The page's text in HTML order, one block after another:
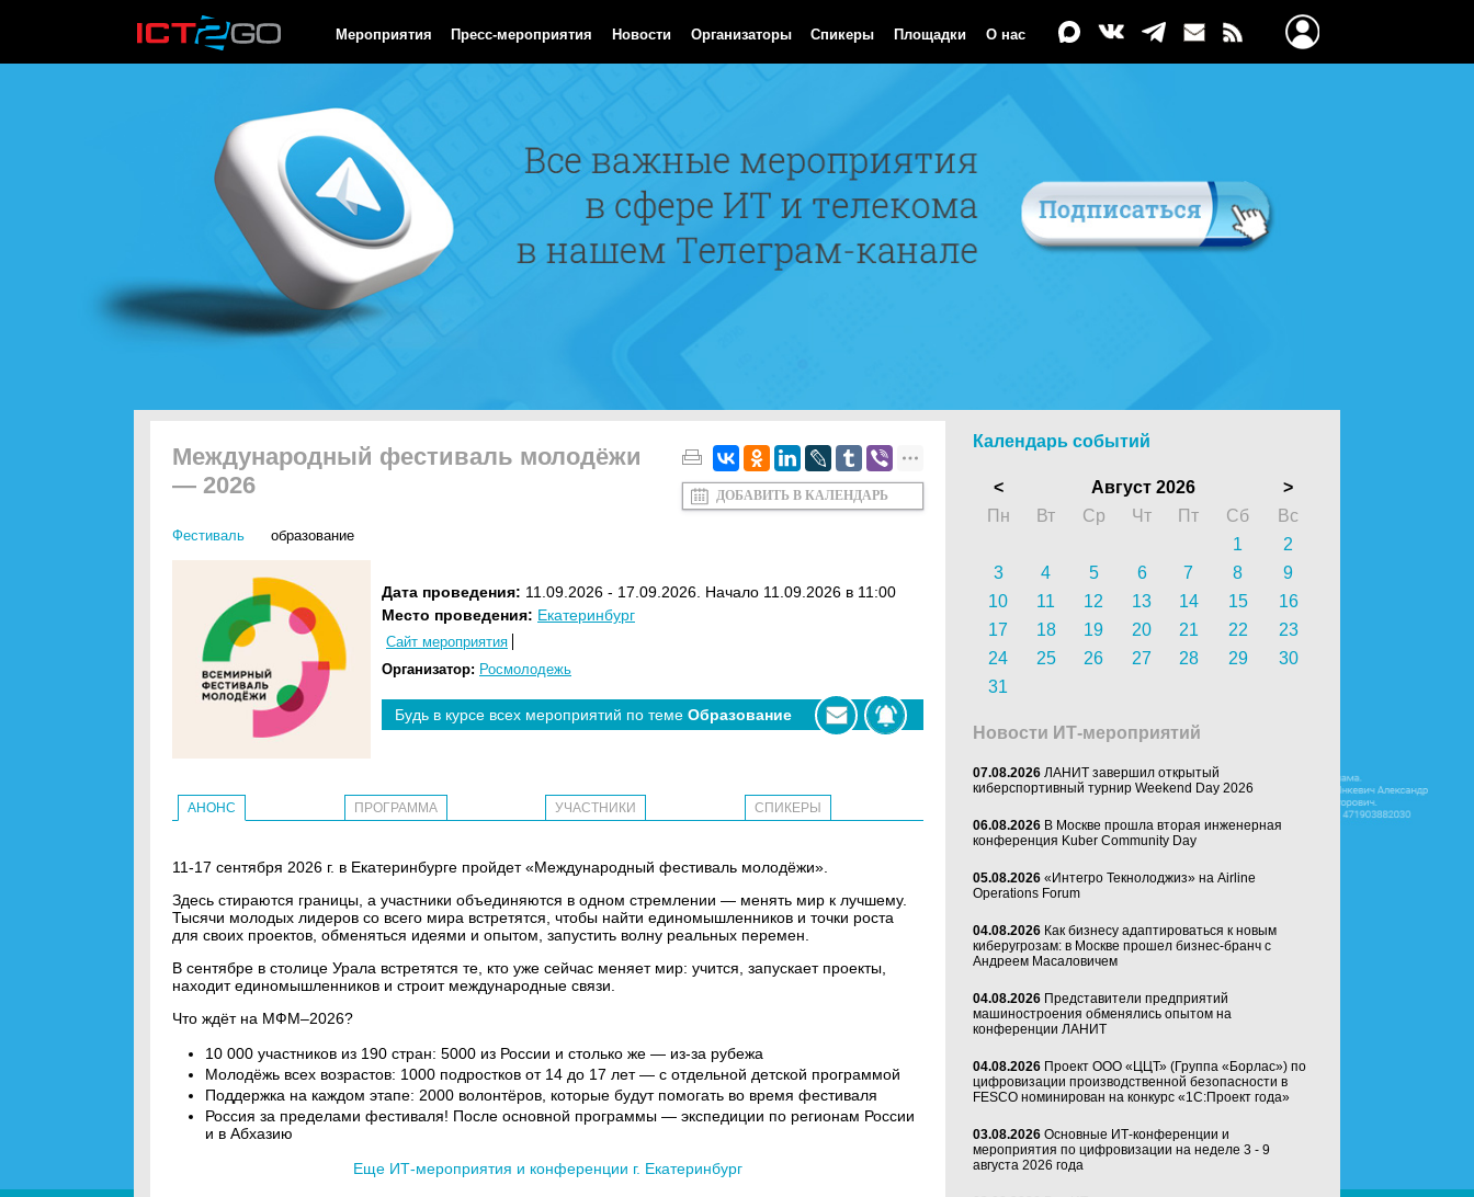
Мероприятия Пресс-мероприятия Новости Организаторы Спикеры Площадки О нас
Международный фестиваль молодёжи
— 2026
ДОБАВИТЬ В КАЛЕНДАРЬ
Фестиваль образование
Дата проведения: 11.09.2026 - 17.09.2026. Начало 11.09.2026 в 11:00
Место проведения: Екатеринбург
Сайт мероприятия
Организатор: Росмолодежь
Будь в курсе всех мероприятий по теме Образование
АНОНС ПРОГРАММА УЧАСТНИКИ СПИКЕРЫ
11-17 сентября 2026 г. в Екатеринбурге пройдет «Международный фестиваль молодёжи».
Здесь стираются границы, а участники объединяются в одном стремлении — менять мир к лучшему.
Тысячи молодых лидеров со всего мира встретятся, чтобы найти единомышленников и точки роста
для своих проектов, обменяться идеями и опытом, запустить волну реальных перемен.
В сентябре в столице Урала встретятся те, кто уже сейчас меняет мир: учится, запускает проекты,
находит единомышленников и строит международные связи.
Что ждёт на МФМ–2026?
10 000 участников из 190 стран: 5000 из России и столько же — из-за рубежа
Молодёжь всех возрастов: 1000 подростков от 14 до 17 лет — с отдельной детской программой
Поддержка на каждом этапе: 2000 волонтёров, которые будут помогать во время фестиваля
Россия за пределами фестиваля! После основной программы — экспедиции по регионам России
и в Абхазию
Еще ИТ-мероприятия и конференции г. Екатеринбург
Календарь событий
< Август 2026
>
Пн
Вт Ср Чт Пт Сб
Вс
1
2
3
4 5 6 7 8
9
10
11 12 13 14 15
16
17
18 19 20 21 22
23
24
25 26 27 28 29
30
31
Новости ИТ-мероприятий
07.08.2026 ЛАНИТ завершил открытый
киберспортивный турнир Weekend Day 2026
06.08.2026 В Москве прошла вторая инженерная
конференция Kuber Community Day
05.08.2026 «Интегро Текнолоджиз» на Airline
Operations Forum
04.08.2026 Как бизнесу адаптироваться к новым
киберугрозам: в Москве прошел бизнес-бранч с
Андреем Масаловичем
04.08.2026 Представители предприятий
машиностроения обменялись опытом на
конференции ЛАНИТ
04.08.2026 Проект ООО «ЦЦТ» (Группа «Борлас») по
цифровизации производственной безопасности в
FESCO номинирован на конкурс «1С:Проект года»
03.08.2026 Основные ИТ-конференции и
мероприятия по цифровизации на неделе 3 - 9
августа 2026 года